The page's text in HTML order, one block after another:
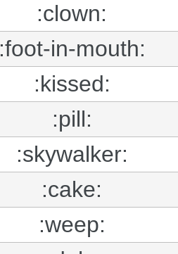
:clown:
:foot-in-mouth:
:kissed:
:pill:
:skywalker:
:cake:
:weep: